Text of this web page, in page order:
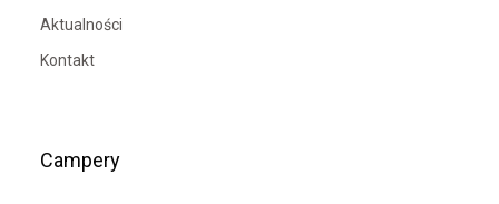
Aktualności
Kontakt
Campery